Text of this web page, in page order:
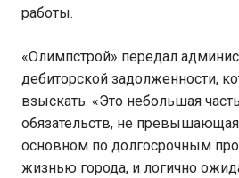
работы.
«Олимпстрой» передал
дебиторской задолженности,
взыскать. «Это небольшая
обязательств, не
основном по долгосрочным
жизнью города, и логично